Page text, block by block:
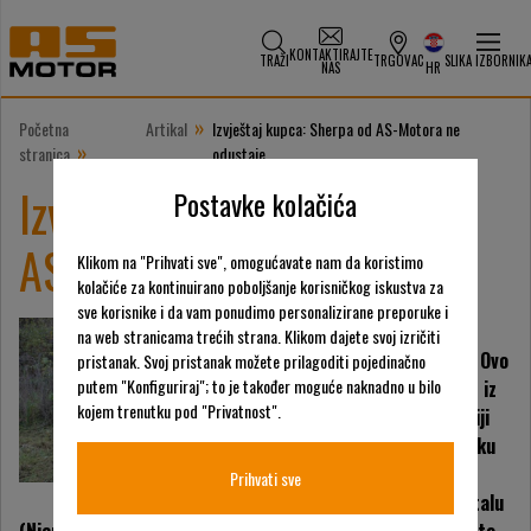
TRAŽIKONTAKTIRAJTE
NAS TRGOVAC HR SLIKA IZBORNIKA
Početna
stranica »
Artikal » Izvještaj kupca: Sherpa od AS-Motora ne
odustaje
Izvještaj kupca: Sherpa od
AS-Motora ne odustaje
Čisti sok od jabuka od
povijesnih sorti jabuka. Ovo
je strast Luise Naderer iz
Luisengärtena. Najvažniji
prioritet za ovu organsku
poljoprivrednicu iz
Riedenburga u Altmühltalu
Postavke kolačića
Klikom na "Prihvati sve", omogućavate nam da koristimo
kolačiće za kontinuirano poboljšanje korisničkog iskustva za
sve korisnike i da vam ponudimo personalizirane preporuke i
na web stranicama trećih strana. Klikom dajete svoj izričiti
pristanak. Svoj pristanak možete prilagoditi pojedinačno
putem "Konfiguriraj"; to je također moguće naknadno u bilo
kojem trenutku pod "Privatnost".
Prihvati sve